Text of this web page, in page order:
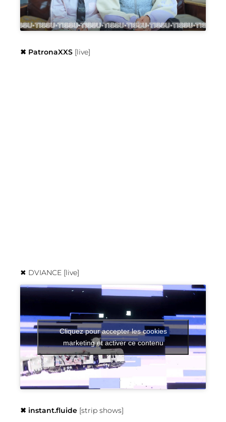
✖︎ PatronaXXS [live]
✖︎ DVIANCE [live]
Cliquez pour accepter les cookies
marketing et activer ce contenu
✖︎ instant.fluide [strip shows]